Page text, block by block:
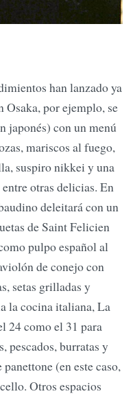
han lanzado ya
Osaka, por ejemplo, se
japonés) con un menú
mariscos al fuego,
suspiro nikkei y una
otras delicias. En
deleitará con un
de Saint Felicien
pulpo español al
de conejo con
setas grilladas y
la cocina italiana, La
24 como el 31 para
pescados, burratas y
(en este caso,
Otros espacios